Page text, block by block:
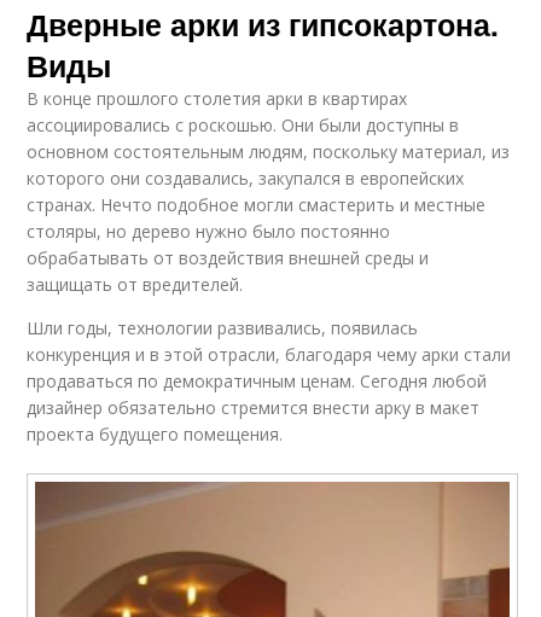
Дверные арки из гипсокартона.
Виды
В конце прошлого столетия арки в квартирах
ассоциировались с роскошью. Они были доступны в
основном состоятельным людям, поскольку материал, из
которого они создавались, закупался в европейских
странах. Нечто подобное могли смастерить и местные
столяры, но дерево нужно было постоянно
обрабатывать от воздействия внешней среды и
защищать от вредителей.
Шли годы, технологии развивались, появилась
конкуренция и в этой отрасли, благодаря чему арки стали
продаваться по демократичным ценам. Сегодня любой
дизайнер обязательно стремится внести арку в макет
проекта будущего помещения.